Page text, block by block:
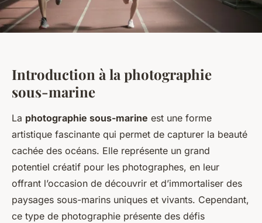
Introduction à la photographie
sous-marine
La photographie sous-marine est une forme
artistique fascinante qui permet de capturer la beauté
cachée des océans. Elle représente un grand
potentiel créatif pour les photographes, en leur
offrant l’occasion de découvrir et d’immortaliser des
paysages sous-marins uniques et vivants. Cependant,
ce type de photographie présente des défis